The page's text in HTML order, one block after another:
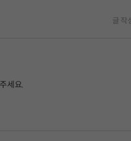
글 작
세요.